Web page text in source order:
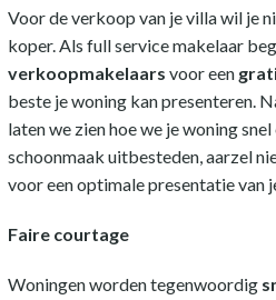
Voor de verkoop van je villa wil je
koper. Als full service makelaar
verkoopmakelaars voor een
beste je woning kan presenteren.
laten we zien hoe we je woning
schoonmaak uitbesteden, aarzel
voor een optimale presentatie van
Faire courtage
Woningen worden tegenwoordig